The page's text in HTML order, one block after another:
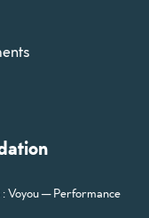
Voyou — Performance